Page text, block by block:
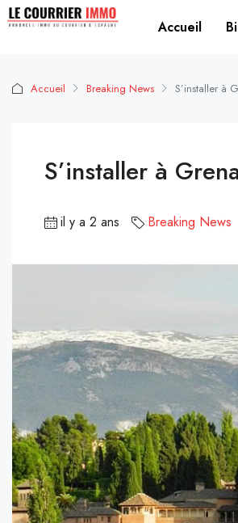
Accueil
Accueil Breaking News S’installer à
S’installer à
il y a 2 ans Breaking News